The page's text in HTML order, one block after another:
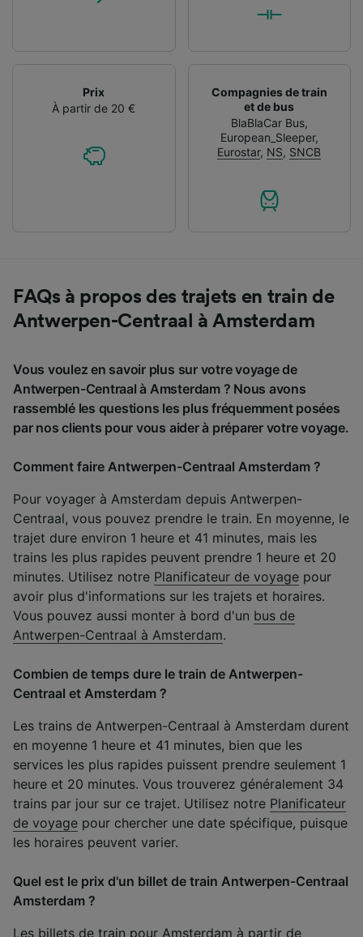
Prix
À partir de 20 €
Compagnies de train
et de bus
BlaBlaCar Bus,
European_Sleeper,
Eurostar, NS, SNCB
FAQs à propos des trajets en train de
Antwerpen-Centraal à Amsterdam
Vous voulez en savoir plus sur votre voyage de
Antwerpen-Centraal à Amsterdam ? Nous avons
rassemblé les questions les plus fréquemment posées
par nos clients pour vous aider à préparer votre voyage.
Comment faire Antwerpen-Centraal Amsterdam ?
Pour voyager à Amsterdam depuis Antwerpen-
Centraal, vous pouvez prendre le train. En moyenne, le
trajet dure environ 1 heure et 41 minutes, mais les
trains les plus rapides peuvent prendre 1 heure et 20
minutes. Utilisez notre Planificateur de voyage pour
avoir plus d'informations sur les trajets et horaires.
Vous pouvez aussi monter à bord d'un bus de
Antwerpen-Centraal à Amsterdam.
Combien de temps dure le train de Antwerpen-
Centraal et Amsterdam ?
Les trains de Antwerpen-Centraal à Amsterdam durent
en moyenne 1 heure et 41 minutes, bien que les
services les plus rapides puissent prendre seulement 1
heure et 20 minutes. Vous trouverez généralement 34
trains par jour sur ce trajet. Utilisez notre Planificateur
de voyage pour chercher une date spécifique, puisque
les horaires peuvent varier.
Quel est le prix d'un billet de train Antwerpen-Centraal
Amsterdam ?
Les billets de train pour Amsterdam à partir de